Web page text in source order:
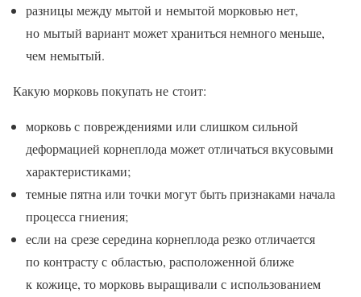
разницы между мытой и немытой морковью нет,
но мытый вариант может храниться немного меньше,
чем немытый.
Какую морковь покупать не стоит:
морковь с повреждениями или слишком сильной
деформацией корнеплода может отличаться вкусовыми
характеристиками;
темные пятна или точки могут быть признаками начала
процесса гниения;
если на срезе середина корнеплода резко отличается
по контрасту с областью, расположенной ближе
к кожице, то морковь выращивали с использованием